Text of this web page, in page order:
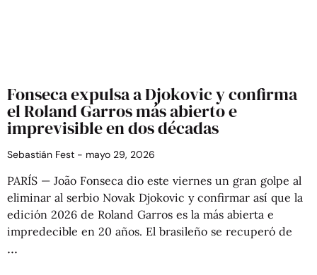
Fonseca expulsa a Djokovic y confirma
el Roland Garros más abierto e
imprevisible en dos décadas
Sebastián Fest mayo 29, 2026
PARÍS — João Fonseca dio este viernes un gran golpe al
eliminar al serbio Novak Djokovic y confirmar así que la
edición 2026 de Roland Garros es la más abierta e
impredecible en 20 años. El brasileño se recuperó de